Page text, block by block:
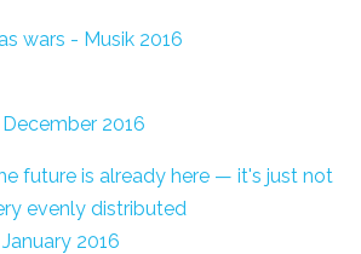
wars - Musik 2016
December 2016
future is already here — it's just not
evenly distributed
January 2016